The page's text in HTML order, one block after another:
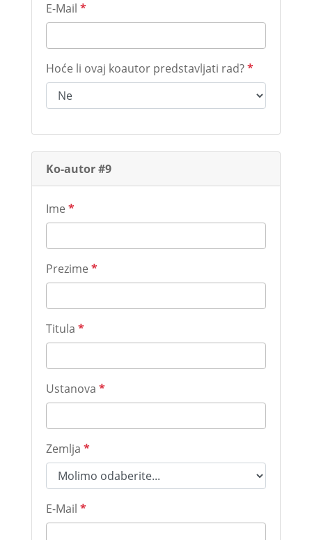
E-Mail *
Hoće li ovaj koautor predstavljati rad?*
Ko-autor #9
Ime *
Prezime *
Titula *
Ustanova *
Zemlja *
E-Mail *